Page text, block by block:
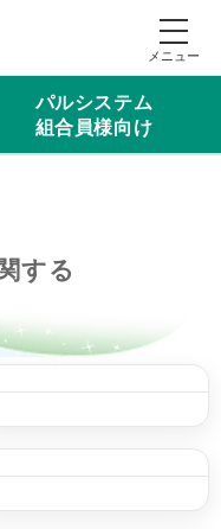
パルシステム
組合員様向け
する